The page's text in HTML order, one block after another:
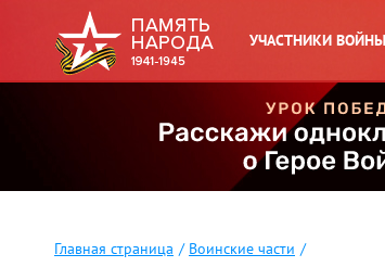
УЧАСТНИКИ ВОЙНЫ
Главная страница / Воинские части /